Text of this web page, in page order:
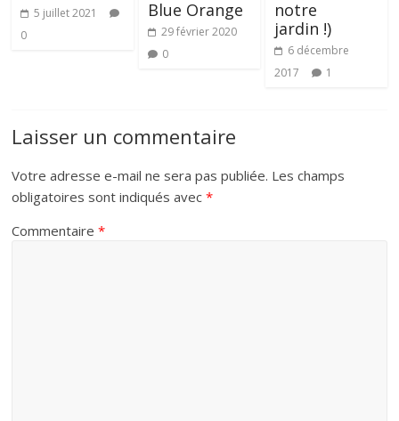
5 juillet 2021
0
Blue Orange
29 février 2020
0
notre
jardin !)
6 décembre
2017
1
Laisser un commentaire
Votre adresse e-mail ne sera pas publiée. Les champs
obligatoires sont indiqués avec*
Commentaire*